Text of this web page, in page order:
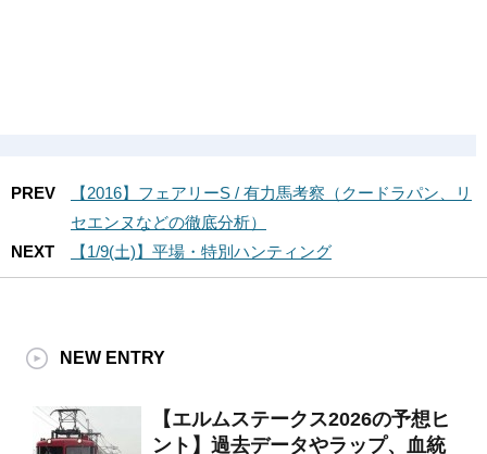
PREV
【2016】フェアリーS / 有力馬考察（クードラパン、リ
セエンヌなどの徹底分析）
NEXT
【1/9(土)】平場・特別ハンティング
NEW ENTRY
【エルムステークス2026の予想ヒ
ント】過去データやラップ、血統